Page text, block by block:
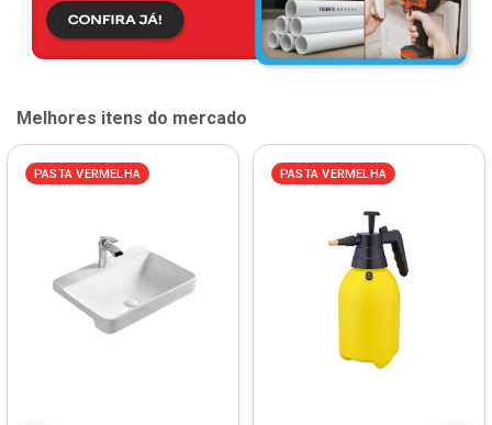
Melhores itens do mercado
PASTA VERMELHA PASTA VERMELHA